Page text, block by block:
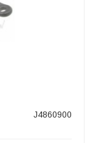
J4860900